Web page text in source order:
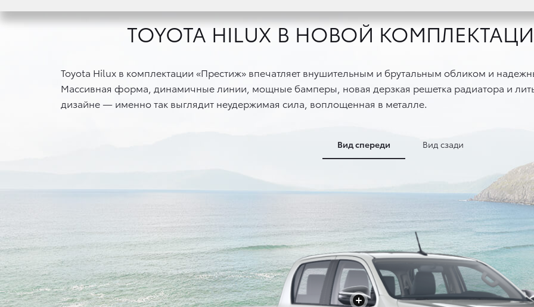
TOYOTA HILUX В НОВОЙ
Toyota Hilux в комплектации «Престиж» впечатляет внушительным и брутальным обликом и
Массивная форма, динамичные линии, мощные бамперы, новая дерзкая решетка радиатора и
дизайне — именно так выглядит неудержимая сила, воплощенная в металле.
Вид спереди Вид сзади
+